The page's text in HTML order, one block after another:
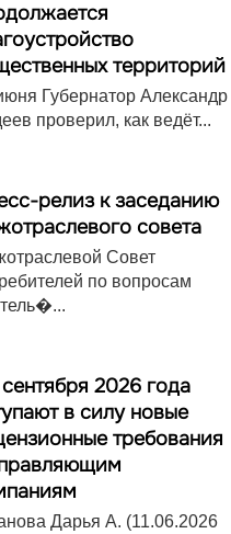
территорий
Губернатор Александр
проверил, как ведёт...
релиз к заседанию
совета
Совет
по вопросам
2026 года
в силу новые
требования
Дарья А. (11.06.2026